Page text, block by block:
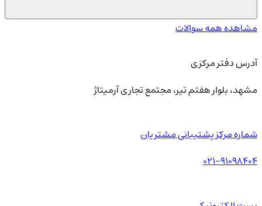
مشاهده همه سوالات
آدرس دفتر مرکزی
مشهد، بلوار هفتم تیر، مجتمع تجاری آرمیتاژ
شماره مرکز پشتیبانی مشتریان
021-91098404